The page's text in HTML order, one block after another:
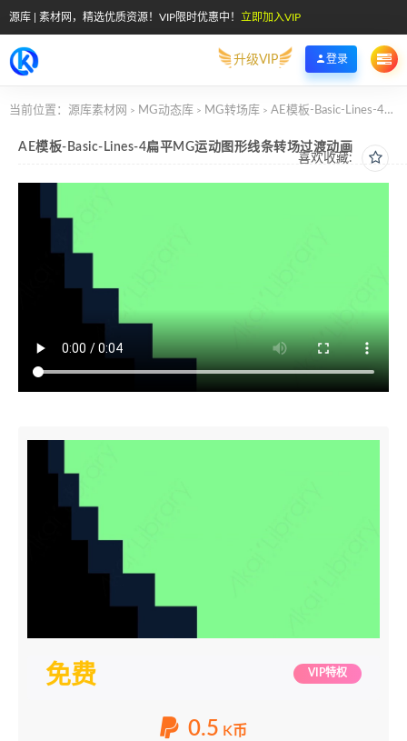
源库 | 素材网，精选优质资源！VIP限时优惠中！ 立即加入VIP
升级VIP 登录
当前位置： 源库素材网 > MG动态库 > MG转场库 > AE模板-Basic-Lines-4扁平MG运动图形线条转场过渡动画
喜欢收藏:
AE模板-Basic-Lines-4扁平MG运动图形线条转场过渡动画
免费 VIP特权
0.5 K币